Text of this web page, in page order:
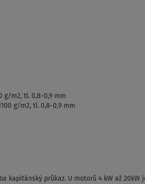
g/m2, tl. 0,8-0,9 mm
g/m2, tl. 0,8-0,9 mm
kapitánský průkaz. U motorů 4 kW až